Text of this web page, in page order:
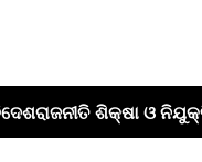
ରାଜନୀତି ଶିକ୍ଷା ଓ